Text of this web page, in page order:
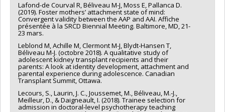
Lafond-de Courval R, Béliveau M-J, Moss E, Pallanca D.
(2019). Foster mothers’ attachment state of mind:
Convergent validity between the AAP and AAI. Affiche
présentée à la SRCD Biennial Meeting. Baltimore, MD, 21-
23 mars.
Leblond M, Achille M, Clermont M-J, Blydt-Hansen T,
Béliveau M-J. (octobre 2018). A qualitative study of
adolescent kidney transplant recipients and their
parents: A look at identity development, attachment and
parental experience during adolescence. Canadian
Transplant Summit, Ottawa.
Lecours, S., Laurin, J. C., Joussemet, M., Béliveau, M.-J.,
Meilleur, D., & Daigneault, I. (2018). Trainee selection for
admission in doctoral-level psychotherapy teaching